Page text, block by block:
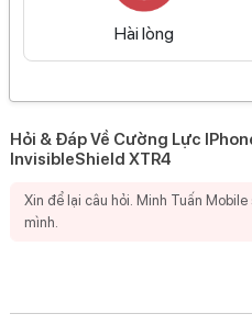
Hài lòng
Hỏi & Đáp Về Cường Lực
InvisibleShield XTR4